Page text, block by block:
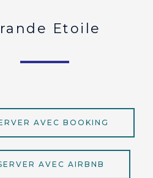
Etoile
AVEC BOOKING
AVEC AIRBNB